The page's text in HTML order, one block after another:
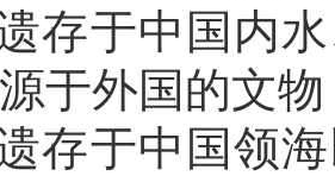
遗存于中国内
于外国的文物
遗存于中国领